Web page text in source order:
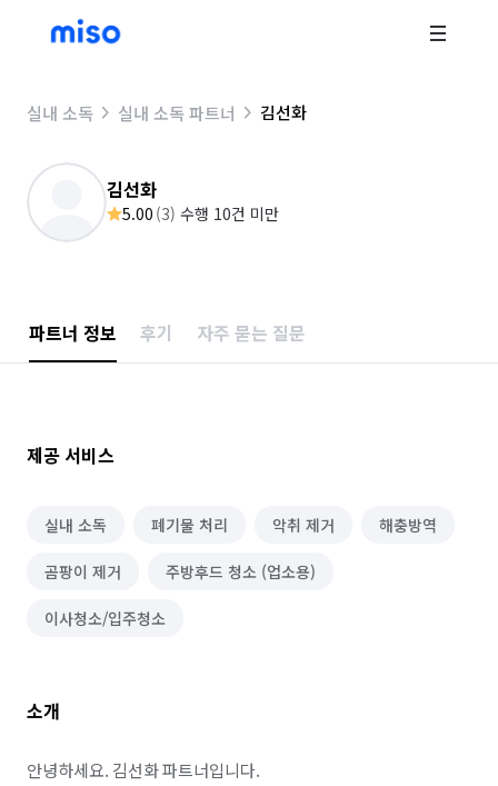
실내 소독 실내 소독 파트너 김선화
김선화
5.00 (3) 수행 10건 미만
파트너 정보 후기 자주 묻는 질문
제공 서비스
실내 소독 폐기물 처리 악취 제거 해충방역
곰팡이 제거 주방후드 청소 (업소용)
이사청소/입주청소
소개
안녕하세요. 김선화 파트너입니다.